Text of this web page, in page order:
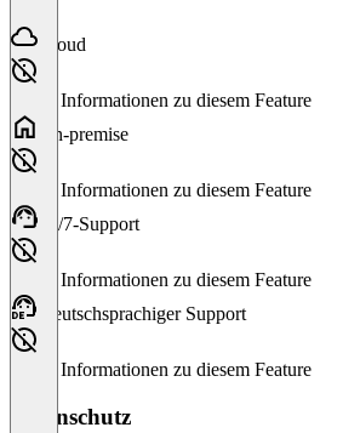
Cloud
Keine Informationen zu diesem Feature
On-premise
Keine Informationen zu diesem Feature
24/7-Support
Keine Informationen zu diesem Feature
Deutschsprachiger Support
Keine Informationen zu diesem Feature
Datenschutz